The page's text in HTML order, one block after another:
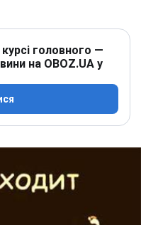
головного —
на OBOZ.UA у